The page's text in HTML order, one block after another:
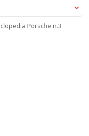
Porsche n.3